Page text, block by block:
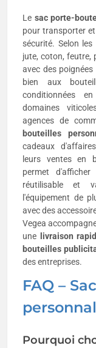
Le sac porte-
pour transporter
sécurité. Selon
jute, coton, feutre,
avec des
bien aux
conditionnées
domaines
agences de
bouteilles
cadeaux
leurs ventes en
permet
réutilisable et
l'équipement de
avec des
Vegea
une
livraison
bouteilles
des entreprises.
FAQ –
Pourquoi